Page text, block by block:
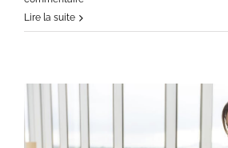
Lire la suite